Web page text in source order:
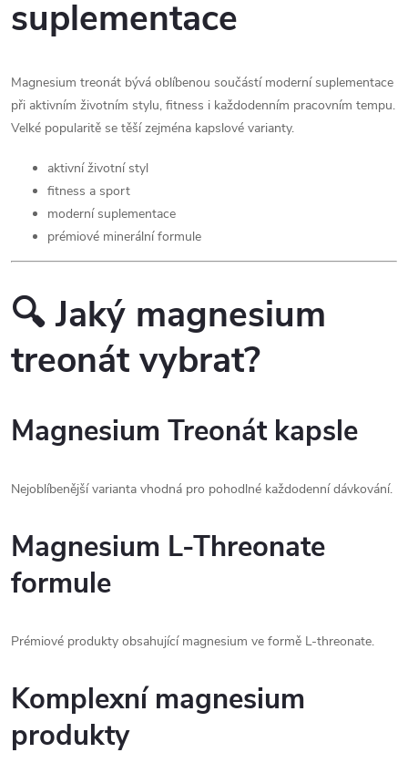
suplementace
Magnesium treonát bývá oblíbenou součástí moderní suplementace
při aktivním životním stylu, fitness i každodenním pracovním tempu.
Velké popularitě se těší zejména kapslové varianty.
aktivní životní styl
fitness a sport
moderní suplementace
prémiové minerální formule
🔍 Jaký magnesium
treonát vybrat?
Magnesium Treonát kapsle
Nejoblíbenější varianta vhodná pro pohodlné každodenní dávkování.
Magnesium L-Threonate
formule
Prémiové produkty obsahující magnesium ve formě L-threonate.
Komplexní magnesium
produkty